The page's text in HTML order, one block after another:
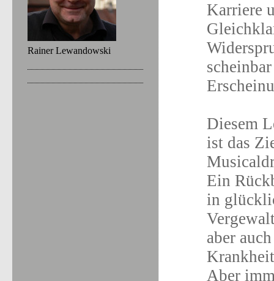
Karriere
Diesem
ist das
Ein
in
aber
Aber
Rainer Lewandowski